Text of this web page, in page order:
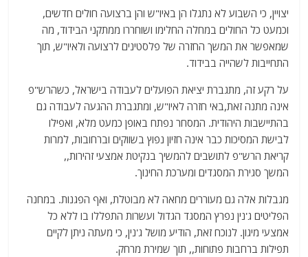
יצויין, כי השבוע לא נתגלו הן באיו"ש והן ברצועה חולים חדשים,
וכמעט כל החולים במחלה החלימו ושוחררו ממתקני הבידוד, מה
שמאפשר את המשך החזרה של פלסטינים לרצועה ולאיו"ש, תוך
התחייבות לשהייה בבידוד.
על רקע זה, מתגברת יציאת הפועלים לעבודה בישראל, כשהרש"פ
אינה מתנה זאת,באי חזרה לאיו"ש, ומתגברת ההגעה לעבודה גם
בהתיישבות היהודית. המסחר נפתח באופן כמעט מלא, ואפילו
לבישת המסיכות כבר אינה חזיון נפוץ בשווקים וברחובות, למרות
קריאת הרש"פ לתושבים להמשיך בנקיטת אמצעי זהירות,,
המשך סגירת המסגדים ומערכת החינוך.
מגבלות אלה גם מעוררים מחאה לא מבוטלת, ואף הפגנות. במחנה
הפליטים ג'נין נפרץ המסגד הגדול ועשרות התפללו בו ללא כל
אמצעי מיגון. לנוכח זאת, הודיע מושל ג'נין, כי מעתה ניתן לקיים
תפילות ברחבות פתוחות,, תוך שמירת מרחק.